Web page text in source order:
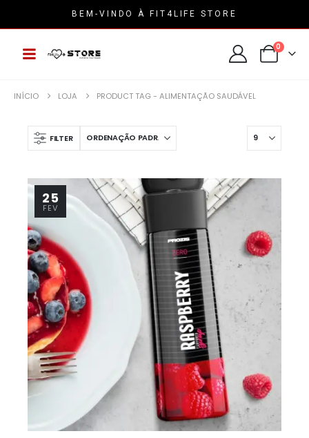
BEM-VINDO À FIT4LIFE STORE
0
INÍCIO LOJA PRODUCT TAG - ALIMENTAÇÃO SAUDÁVEL
FILTER
25
FEV